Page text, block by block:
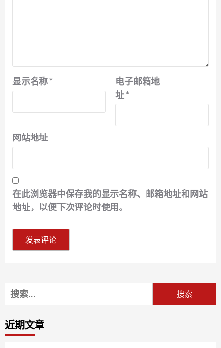
显示名称*
电子邮箱地
址*
网站地址
在此浏览器中保存我的显示名称、邮箱地址和网站
地址，以便下次评论时使用。
搜
索：
近期文章